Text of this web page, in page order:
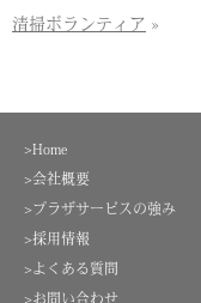
清掃ボランティア »
>Home
>会社概要
>プラザサービスの強み
>採用情報
>よくある質問